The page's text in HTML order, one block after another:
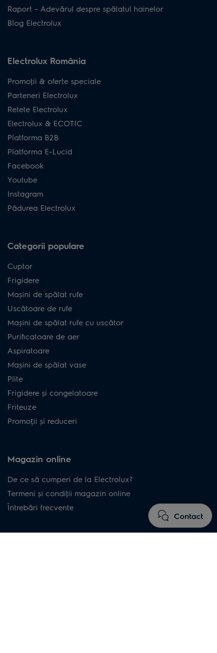
Contact
Raport – Adevărul despre spălatul hainelor
Blog Electrolux
Electrolux România
Promoţii & oferte speciale
Parteneri Electrolux
Retete Electrolux
Electrolux & ECOTIC
Platforma B2B
Platforma E-Lucid
Facebook
Youtube
Instagram
Pădurea Electrolux
Categorii populare
Cuptor
Frigidere
Mașini de spălat rufe
Uscătoare de rufe
Mașini de spălat rufe cu uscător
Purificatoare de aer
Aspiratoare
Mașini de spălat vase
Plite
Frigidere și congelatoare
Friteuze
Promoții și reduceri
Magazin online
De ce să cumperi de la Electrolux?
Termeni și condiţii magazin online
Întrebări frecvente